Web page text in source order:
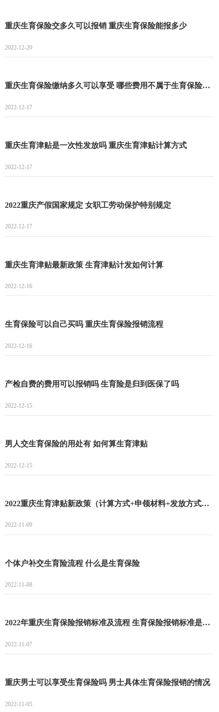
重庆生育保险交多久可以报销 重庆生育保险能报多少
2022-12-20
重庆生育保险缴纳多久可以享受 哪些费用不属于生育保险的报销范围
2022-12-17
重庆生育津贴是一次性发放吗 重庆生育津贴计算方式
2022-12-17
2022重庆产假国家规定 女职工劳动保护特别规定
2022-12-17
重庆生育津贴最新政策 生育津贴计发如何计算
2022-12-16
生育保险可以自己买吗 重庆生育保险报销流程
2022-12-16
产检自费的费用可以报销吗 生育险是归到医保了吗
2022-12-15
男人交生育保险的用处有 如何算生育津贴
2022-12-15
2022重庆生育津贴新政策（计算方式+申领材料+发放方式） 重庆生育津贴计算方式
2022-11-09
个体户补交生育险流程 什么是生育保险
2022-11-08
2022年重庆生育保险报销标准及流程 生育保险报销标准是什么
2022-11-07
重庆男士可以享受生育保险吗 男士具体生育保险报销的情况
2022-11-05